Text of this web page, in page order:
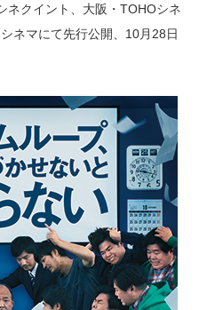
ネクイント、大阪・TOHOシネ
ネマにて先行公開、10月28日